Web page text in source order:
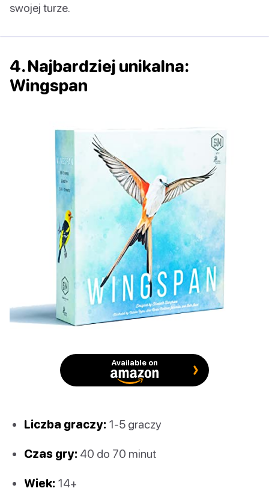
swojej turze.
4. Najbardziej unikalna:
Wingspan
Available on
Liczba graczy: 1-5 graczy
Czas gry: 40 do 70 minut
Wiek: 14+